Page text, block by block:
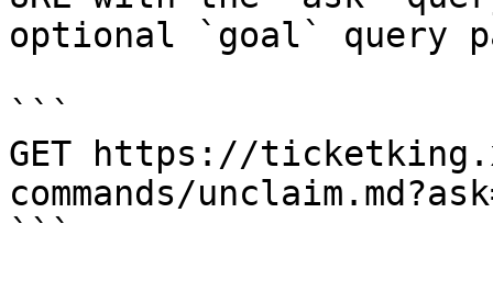
optional `goal` query
```
GET https://
commands/
```